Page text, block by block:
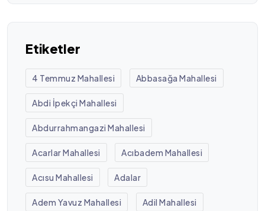
Etiketler
4 Temmuz Mahallesi Abbasağa Mahallesi
Abdi İpekçi Mahallesi
Abdurrahmangazi Mahallesi
Acarlar Mahallesi Acıbadem Mahallesi
Acısu Mahallesi Adalar
Adem Yavuz Mahallesi Adil Mahallesi